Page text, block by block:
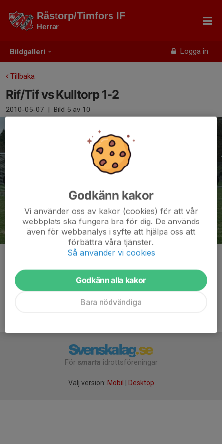
Bildgalleri Logga in
Råstorp/Timfors IF
Herrar
Tillbaka
Rif/Tif vs Kulltorp 1-2
2010-05-07 | Bild 5 av 10
För smarta idrottsföreningar
Välj version: Mobil Desktop
Godkänn kakor
Vi använder oss av kakor (cookies) för att vår
webbplats ska fungera bra för dig. De används
även för webbanalys i syfte att hjälpa oss att
förbättra våra tjänster.
Så använder vi cookies
Godkänn alla kakor
Bara nödvändiga